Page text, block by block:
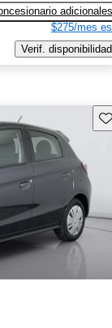
adicionales
$275/mes
Verif. disponibilidad